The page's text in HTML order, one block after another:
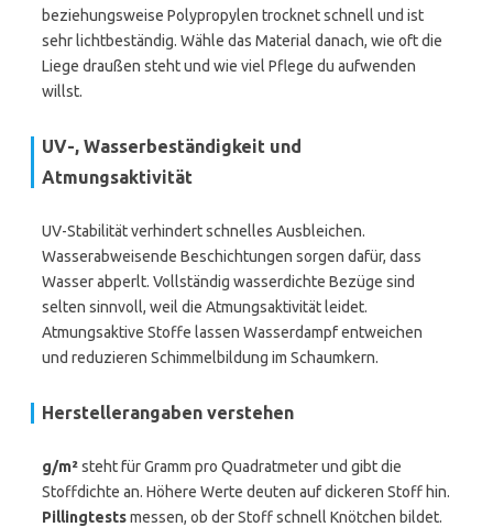
beziehungsweise Polypropylen trocknet schnell und ist
sehr lichtbeständig. Wähle das Material danach, wie oft die
Liege draußen steht und wie viel Pflege du aufwenden
willst.
UV-, Wasserbeständigkeit und
Atmungsaktivität
UV-Stabilität verhindert schnelles Ausbleichen.
Wasserabweisende Beschichtungen sorgen dafür, dass
Wasser abperlt. Vollständig wasserdichte Bezüge sind
selten sinnvoll, weil die Atmungsaktivität leidet.
Atmungsaktive Stoffe lassen Wasserdampf entweichen
und reduzieren Schimmelbildung im Schaumkern.
Herstellerangaben verstehen
g/m²steht für Gramm pro Quadratmeter und gibt die
Stoffdichte an. Höhere Werte deuten auf dickeren Stoff hin.
Pillingtestsmessen, ob der Stoff schnell Knötchen bildet.